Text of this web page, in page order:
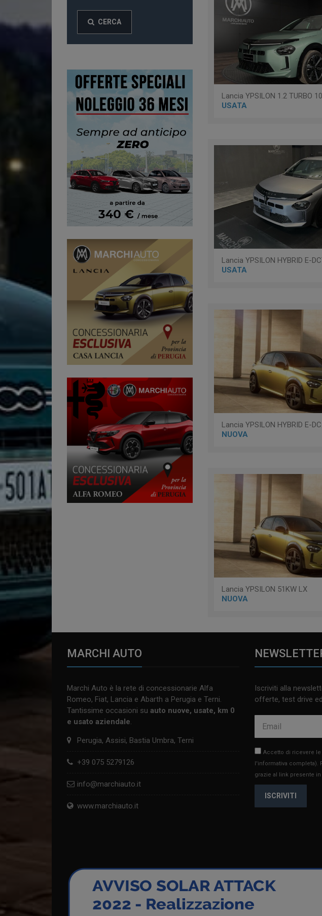
CERCA
USATA
Lancia YPSILON HYBRID E-
USATA
NUOVA
Lancia YPSILON 51KW LX
NUOVA
MARCHI AUTO
Marchi Auto è la rete di concessionarie Alfa
Romeo, Fiat, Lancia e Abarth a Perugia e Terni.
Tantissime occasioni su auto nuove, usate, km 0
e usato aziendale.
Perugia, Assisi, Bastia Umbra, Terni
+39 075 5279126
info@marchiauto.it
www.marchiauto.it
Iscriviti alla
offerte, test drive
Accetto di ricevere
l'informativa completa).
grazie al link presente
ISCRIVITI